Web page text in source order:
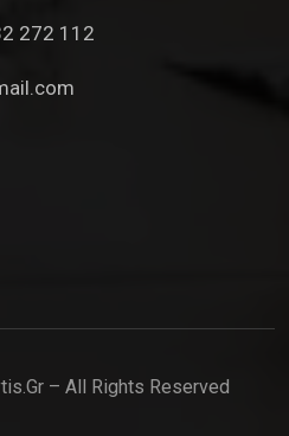
272 112
– All Rights Reserved